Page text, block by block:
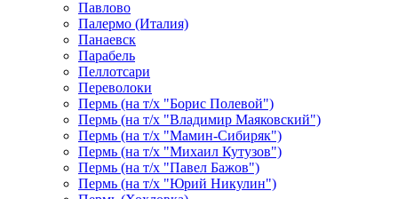
Павлово
Палермо (Италия)
Панаевск
Парабель
Пеллотсари
Переволоки
Пермь (на т/х "Борис Полевой")
Пермь (на т/х "Владимир Маяковский")
Пермь (на т/х "Мамин-Сибиряк")
Пермь (на т/х "Михаил Кутузов")
Пермь (на т/х "Павел Бажов")
Пермь (на т/х "Юрий Никулин")